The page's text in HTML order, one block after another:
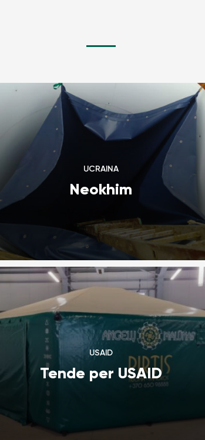
UCRAINA
Neokhim
USAID
Tende per USAID